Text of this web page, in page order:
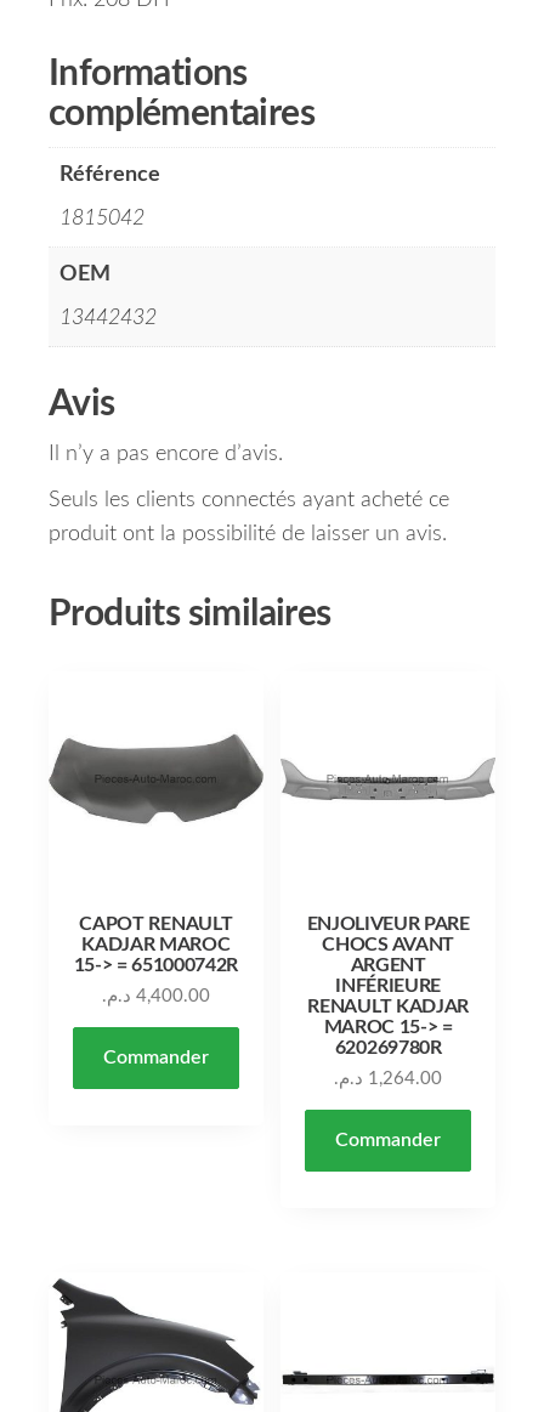
Informations
complémentaires
Référence
1815042
OEM
13442432
Avis
Il n’y a pas encore d’avis.
Seuls les clients connectés ayant acheté ce
produit ont la possibilité de laisser un avis.
Produits similaires
CAPOT RENAULT
KADJAR MAROC
15-> = 651000742R
4,400.00 د.م.
Commander
ENJOLIVEUR PARE
CHOCS AVANT
ARGENT
INFÉRIEURE
RENAULT KADJAR
MAROC 15-> =
620269780R
1,264.00 د.م.
Commander